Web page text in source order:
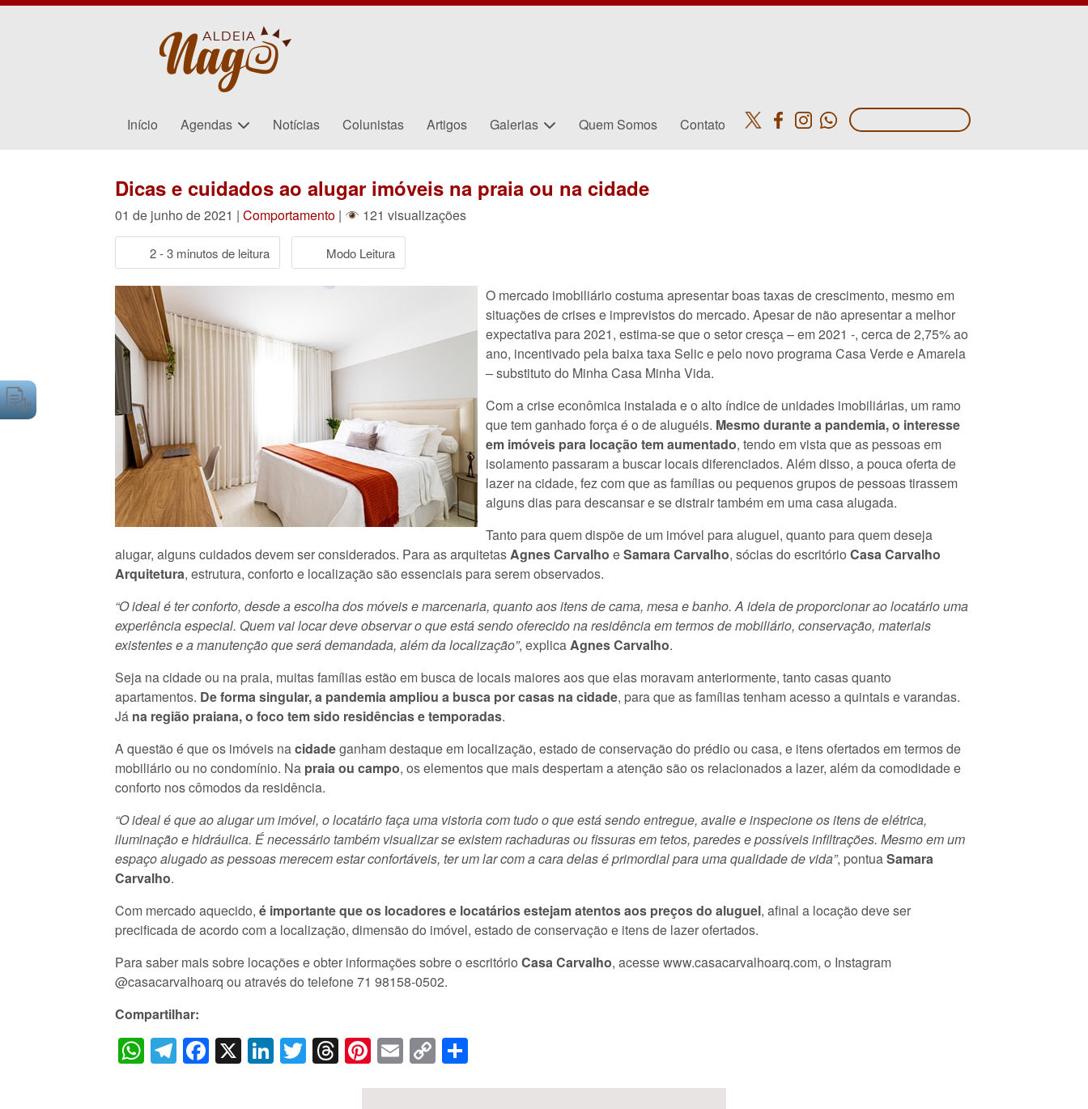
Início Agendas Notícias Colunistas Artigos Galerias Quem Somos Contato
Dicas e cuidados ao alugar imóveis na praia ou na cidade
01 de junho de 2021 | Comportamento | 121 visualizações
2 - 3 minutos de leitura Modo Leitura
O mercado imobiliário costuma apresentar boas taxas de crescimento, mesmo em
situações de crises e imprevistos do mercado. Apesar de não apresentar a melhor
expectativa para 2021, estima-se que o setor cresça – em 2021 -, cerca de 2,75% ao
ano, incentivado pela baixa taxa Selic e pelo novo programa Casa Verde e Amarela
– substituto do Minha Casa Minha Vida.
Com a crise econômica instalada e o alto índice de unidades imobiliárias, um ramo
que tem ganhado força é o de aluguéis. Mesmo durante a pandemia, o interesse
em imóveis para locação tem aumentado, tendo em vista que as pessoas em
isolamento passaram a buscar locais diferenciados. Além disso, a pouca oferta de
lazer na cidade, fez com que as famílias ou pequenos grupos de pessoas tirassem
alguns dias para descansar e se distrair também em uma casa alugada.
Tanto para quem dispõe de um imóvel para aluguel, quanto para quem deseja
alugar, alguns cuidados devem ser considerados. Para as arquitetasAgnes Carvalho eSamara Carvalho, sócias do escritório Casa Carvalho
Arquitetura, estrutura, conforto e localização são essenciais para serem observados.
“O ideal é ter conforto, desde a escolha dos móveis e marcenaria, quanto aos itens de cama, mesa e banho. A ideia de proporcionar ao locatário uma
experiência especial. Quem vai locar deve observar o que está sendo oferecido na residência em termos de mobiliário, conservação, materiais
existentes e a manutenção que será demandada, além da localização”, explicaAgnes Carvalho.
Seja na cidade ou na praia, muitas famílias estão em busca de locais maiores aos que elas moravam anteriormente, tanto casas quanto
apartamentos. De forma singular, a pandemia ampliou a busca por casas na cidade, para que as famílias tenham acesso a quintais e varandas.
Já na região praiana, o foco tem sido residências e temporadas.
A questão é que os imóveis nacidadeganham destaque em localização, estado de conservação do prédio ou casa, e itens ofertados em termos de
mobiliário ou no condomínio. Na praia ou campo, os elementos que mais despertam a atenção são os relacionados a lazer, além da comodidade e
conforto nos cômodos da residência.
“O ideal é que ao alugar um imóvel, o locatário faça uma vistoria com tudo o que está sendo entregue, avalie e inspecione os itens de elétrica,
iluminação e hidráulica. É necessário também visualizar se existem rachaduras ou fissuras em tetos, paredes e possíveis infiltrações. Mesmo em um
espaço alugado as pessoas merecem estar confortáveis, ter um lar com a cara delas é primordial para uma qualidade de vida”, pontuaSamara
Carvalho.
Com mercado aquecido, é importante que os locadores e locatários estejam atentos aos preços do aluguel, afinal a locação deve ser
precificada de acordo com a localização, dimensão do imóvel, estado de conservação e itens de lazer ofertados.
Para saber mais sobre locações e obter informações sobre o escritório Casa Carvalho, acesse www.casacarvalhoarq.com, o Instagram
@casacarvalhoarq ou através do telefone 71 98158-0502.
Compartilhar:
WhatsApp
Telegram
Facebook
X LinkedIn
Twitter
Threads
Pinterest
Email
Copy
Link